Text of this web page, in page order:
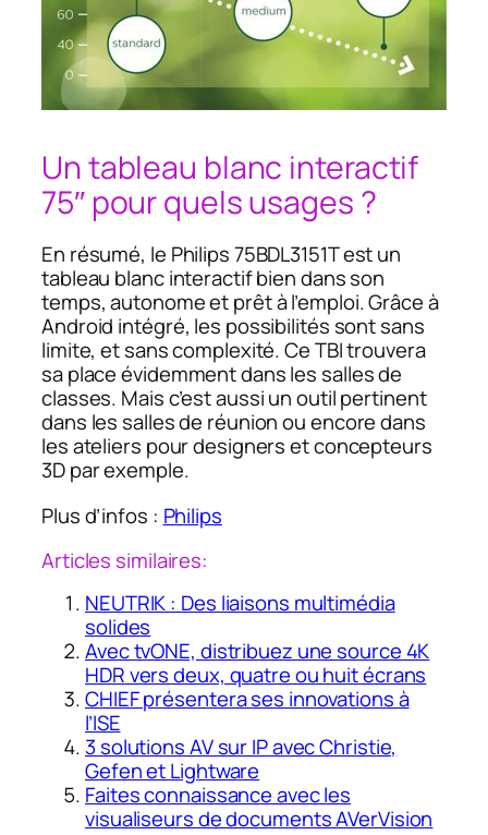
Un tableau blanc interactif
75″ pour quels usages ?
En résumé, le Philips 75BDL3151T est un
tableau blanc interactif bien dans son
temps, autonome et prêt à l’emploi. Grâce à
Android intégré, les possibilités sont sans
limite, et sans complexité. Ce TBI trouvera
sa place évidemment dans les salles de
classes. Mais c’est aussi un outil pertinent
dans les salles de réunion ou encore dans
les ateliers pour designers et concepteurs
3D par exemple.
Plus d’infos : Philips
Articles similaires:
NEUTRIK : Des liaisons multimédia
solides
Avec tvONE, distribuez une source 4K
HDR vers deux, quatre ou huit écrans
CHIEF présentera ses innovations à
l’ISE
3 solutions AV sur IP avec Christie,
Gefen et Lightware
Faites connaissance avec les
visualiseurs de documents AVerVision